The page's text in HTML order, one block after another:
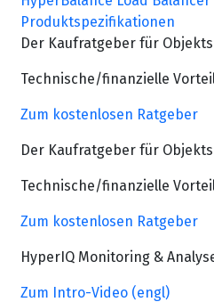
Produktspezifikationen
Der Kaufratgeber für
Technische/finanzielle
Zum kostenlosen Ratgeber
Der Kaufratgeber für
Technische/finanzielle
Zum kostenlosen Ratgeber
HyperIQ Monitoring &
Zum Intro-Video (engl)